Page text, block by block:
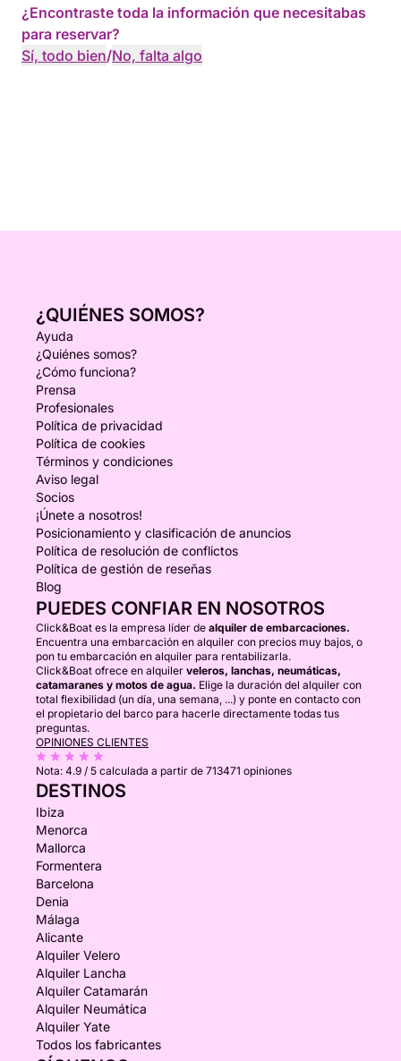
¿Encontraste toda la información que necesitabas
para reservar?
Sí, todo bien/No, falta algo
¿QUIÉNES SOMOS?
Ayuda
¿Quiénes somos?
¿Cómo funciona?
Prensa
Profesionales
Política de privacidad
Política de cookies
Términos y condiciones
Aviso legal
Socios
¡Únete a nosotros!
Posicionamiento y clasificación de anuncios
Política de resolución de conflictos
Política de gestión de reseñas
Blog
PUEDES CONFIAR EN NOSOTROS
Click&Boat es la empresa líder de alquiler de embarcaciones.
Encuentra una embarcación en alquiler con precios muy bajos, o
pon tu embarcación en alquiler para rentabilizarla.
Click&Boat ofrece en alquiler veleros, lanchas, neumáticas,
catamaranes y motos de agua. Elige la duración del alquiler con
total flexibilidad (un día, una semana, ...) y ponte en contacto con
el propietario del barco para hacerle directamente todas tus
preguntas.
OPINIONES CLIENTES
Nota: 4.9 / 5 calculada a partir de 713471 opiniones
DESTINOS
Ibiza
Menorca
Mallorca
Formentera
Barcelona
Denia
Málaga
Alicante
Alquiler Velero
Alquiler Lancha
Alquiler Catamarán
Alquiler Neumática
Alquiler Yate
Todos los fabricantes